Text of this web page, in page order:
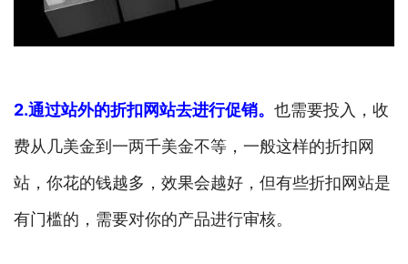
2.通过站外的折扣网站去进行促销。 也需要投入，收
费从几美金到一两千美金不等，一般这样的折扣网
站，你花的钱越多，效果会越好，但有些折扣网站是
有门槛的，需要对你的产品进行审核。